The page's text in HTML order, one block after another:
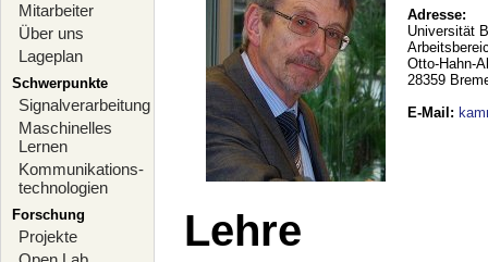
Mitarbeiter
Über uns
Lageplan
Schwerpunkte
Signalverarbeitung
Maschinelles
Lernen
Kommunikations-
technologien
Forschung
Projekte
Adresse:
Universität
Otto-Hahn-
28359
E-Mail :
Lehre